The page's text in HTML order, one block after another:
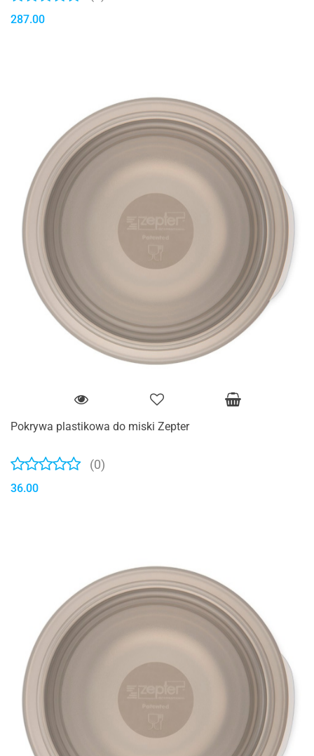
287.00
Pokrywa plastikowa do miski Zepter
(0)
36.00